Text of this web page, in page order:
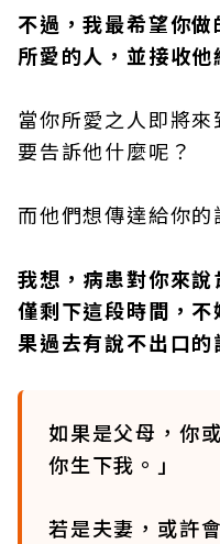
不過，我最希望你
所愛的人，並接收他
當你所愛之人即將
要告訴他什麼呢？
而他們想傳達給你的
我想，病患對你來
僅剩下這段時間，
果過去有說不出口的
如果是父母，你
你生下我。」
若是夫妻，或許